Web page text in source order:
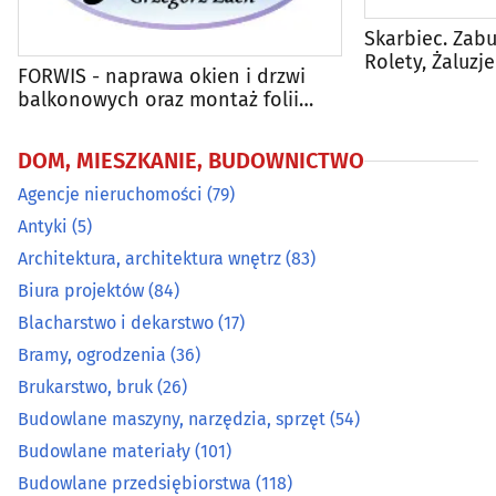
Budowlane przedsiębiorstwa
Centralne odkurzacze (3)
Chłodnictwo (20)
Ciepłownictwo(17)
Dachy - materiały i pokrycia dachowe
Developerzy
Drewno i artykuły drzewne(35)
Drzwi, okna (97)
FORWIS - naprawa okien i drzwi
balkonowych oraz montaż folii
Skarbiec.
Rolety, Żaluzje
DOM, MIESZKANIE, BUDOWNICTWO
Agencje nieruchomości (79)
Antyki (5)
Architektura, architektura wnętrz (83)
Biura projektów (84)
Blacharstwo i dekarstwo (17)
Bramy, ogrodzenia (36)
Brukarstwo, bruk (26)
Budowlane maszyny, narzędzia, sprzęt (54)
Budowlane materiały (101)
Budowlane przedsiębiorstwa (118)